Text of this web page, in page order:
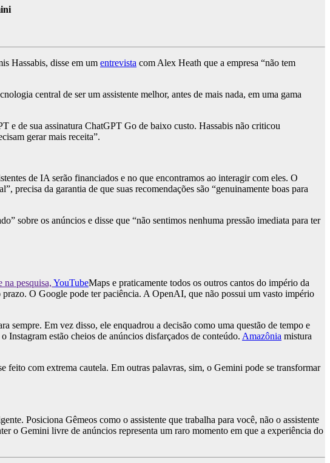
Hassabis, disse em um entrevista com Alex Heath que a empresa “não tem
central de ser um assistente melhor, antes de mais nada, em uma gama
e de sua assinatura ChatGPT Go de baixo custo. Hassabis não criticou
gerar mais receita”.
de IA serão financiados e no que encontramos ao interagir com eles. O
precisa da garantia de que suas recomendações são “genuinamente boas para
sobre os anúncios e disse que “não sentimos nenhuma pressão imediata para ter
pesquisa, YouTubeMaps e praticamente todos os outros cantos do império da
O Google pode ter paciência. A OpenAI, que não possui um vasto império
sempre. Em vez disso, ele enquadrou a decisão como uma questão de tempo e
estão cheios de anúncios disfarçados de conteúdo. Amazônia mistura
feito com extrema cautela. Em outras palavras, sim, o Gemini pode se transformar
Posiciona Gêmeos como o assistente que trabalha para você, não o assistente
o Gemini livre de anúncios representa um raro momento em que a experiência do